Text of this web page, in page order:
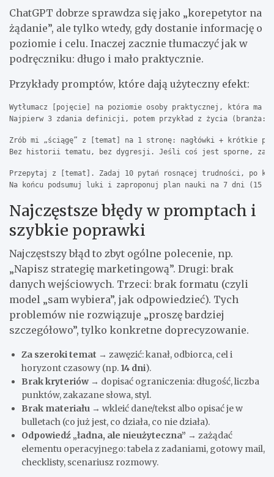
ChatGPT dobrze sprawdza się jako „korepetytor na
żądanie”, ale tylko wtedy, gdy dostanie informację o
poziomie i celu. Inaczej zacznie tłumaczyć jak w
podręczniku: długo i mało praktycznie.
Przykłady promptów, które dają użyteczny efekt:
Wytłumacz [pojęcie] na poziomie osoby praktycznej, która ma
Najpierw 3 zdania definicji, potem przykład z życia (branża:
Zrób mi „ściągę” z [temat] na 1 stronę: nagłówki + krótkie
Bez historii tematu, bez dygresji. Jeśli coś jest sporne,
Przepytaj z [temat]. Zadaj 10 pytań rosnącej trudności, po
Na końcu podsumuj luki i zaproponuj plan nauki na 7 dni (15
Najczęstsze błędy w promptach i
szybkie poprawki
Najczęstszy błąd to zbyt ogólne polecenie, np.
„Napisz strategię marketingową”. Drugi: brak
danych wejściowych. Trzeci: brak formatu (czyli
model „sam wybiera”, jak odpowiedzieć). Tych
problemów nie rozwiązuje „proszę bardziej
szczegółowo”, tylko konkretne doprecyzowanie.
Za szeroki temat → zawęzić: kanał, odbiorca, cel i
horyzont czasowy (np. 14 dni).
Brak kryteriów→ dopisać ograniczenia: długość, liczba
punktów, zakazane słowa, styl.
Brak materiału → wkleić dane/tekst albo opisać je w
bulletach (co już jest, co działa, co nie działa).
Odpowiedź „ładna, ale nieużyteczna” → zażądać
elementu operacyjnego: tabela z zadaniami, gotowy mail,
checklisty, scenariusz rozmowy.